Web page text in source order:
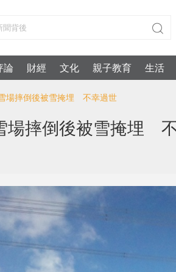
論 財經 文化 親子教育 生活
場摔倒後被雪掩埋 不幸過世
場摔倒後被雪掩埋